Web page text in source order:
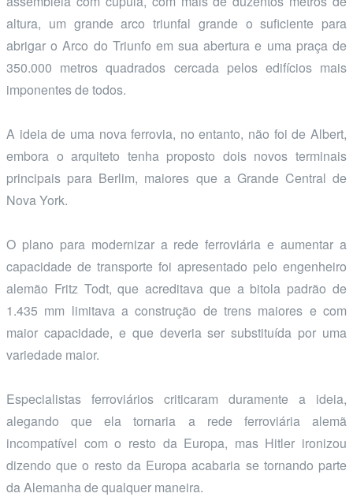
altura, um grande arco triunfal grande o suficiente para
abrigar o Arco do Triunfo em sua abertura e uma praça de
350.000 metros quadrados cercada pelos edifícios mais
imponentes de todos.
A ideia de uma nova ferrovia, no entanto, não foi de Albert,
embora o arquiteto tenha proposto dois novos terminais
principais para Berlim, maiores que a Grande Central de
Nova York.
O plano para modernizar a rede ferroviária e aumentar a
capacidade de transporte foi apresentado pelo engenheiro
alemão Fritz Todt, que acreditava que a bitola padrão de
1.435 mm limitava a construção de trens maiores e com
maior capacidade, e que deveria ser substituída por uma
variedade maior.
Especialistas ferroviários criticaram duramente a ideia,
alegando que ela tornaria a rede ferroviária alemã
incompatível com o resto da Europa, mas Hitler ironizou
dizendo que o resto da Europa acabaria se tornando parte
da Alemanha de qualquer maneira.